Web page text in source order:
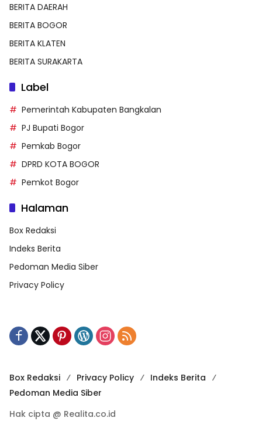
BERITA DAERAH
BERITA BOGOR
BERITA KLATEN
BERITA SURAKARTA
Label
Pemerintah Kabupaten Bangkalan
PJ Bupati Bogor
Pemkab Bogor
DPRD KOTA BOGOR
Pemkot Bogor
Halaman
Box Redaksi
Indeks Berita
Pedoman Media Siber
Privacy Policy
Box Redaksi Privacy Policy
Indeks Berita
Pedoman Media Siber
Hak cipta @ Realita.co.id